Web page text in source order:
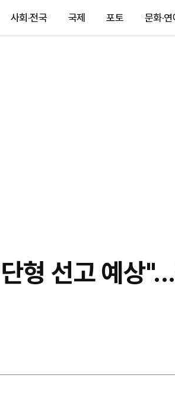
사회·전국 국제 포토 문화·연
형 선고 예상